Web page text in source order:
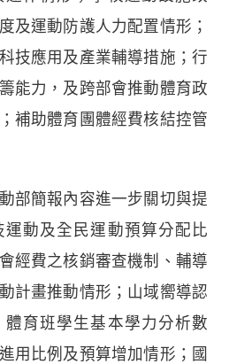
及運動防護人力配置情形；
技應用及產業輔導措施；行
能力，及跨部會推動體育政
補助體育團體經費核結控管
部簡報內容進一步關切與提
動及全民運動預算分配比
經費之核銷審查機制、輔導
計畫推動情形；山域嚮導認
育班學生基本學力分析數
用比例及預算增加情形；國